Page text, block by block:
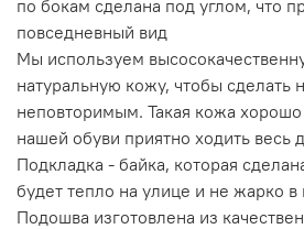
по бокам сделана под углом, что
повседневный вид
Мы используем
натуральную кожу, чтобы сделать
неповторимым. Такая кожа
нашей обуви приятно ходить весь
Подкладка - байка, которая
будет тепло на улице и не жарко
Подошва изготовлена из